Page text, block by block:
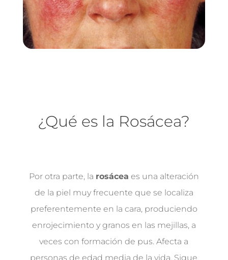
¿Qué es la Rosácea?
Por otra parte, la rosácea es una alteración
de la piel muy frecuente que se localiza
preferentemente en la cara, produciendo
enrojecimiento y granos en las mejillas, a
veces con formación de pus. Afecta a
personas de edad media de la vida. Sigue